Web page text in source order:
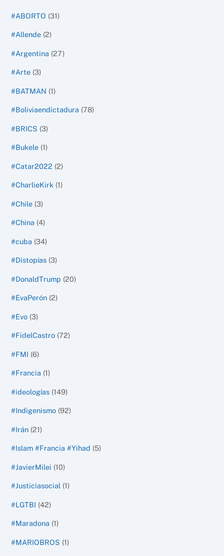
#ABORTO (31)
#Allende (2)
#Argentina (27)
#Arte (3)
#BATMAN (1)
#Boliviaendictadura (78)
#BRICS (3)
#Bukele (1)
#Catar2022 (2)
#CharlieKirk (1)
#Chile (3)
#China (4)
#cuba (34)
#Distopías (3)
#DonaldTrump (20)
#EvaPerón (2)
#Evo (3)
#FidelCastro (72)
#FMI (6)
#Francia (1)
#ideologías (149)
#Indigenismo (92)
#Irán (21)
#Islam #Francia #Yihad (5)
#JavierMilei (10)
#Justiciasocial (1)
#LGTBI (42)
#Maradona (1)
#MARIOBROS (1)